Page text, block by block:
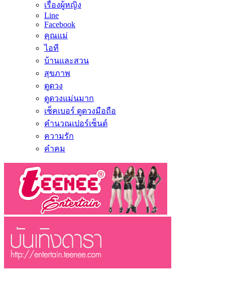
เรื่องผู้หญิง
Line
Facebook
คุณแม่
ไอที
บ้านและสวน
สุขภาพ
ดูดวง
ดูดวงแม่นมาก
เช็คเบอร์ ดูดวงมือถือ
คำนวณเปอร์เซ็นต์
ความรัก
คำคม